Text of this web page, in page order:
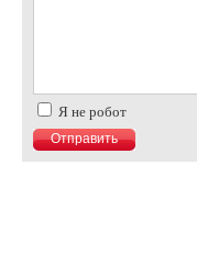
Я не робот